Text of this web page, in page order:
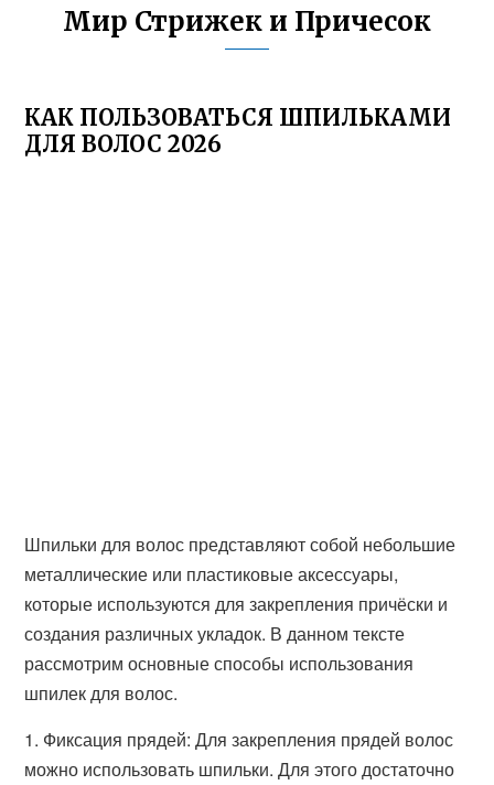
Мир Стрижек и Причесок
КАК ПОЛЬЗОВАТЬСЯ ШПИЛЬКАМИ
ДЛЯ ВОЛОС 2026
Шпильки для волос представляют собой небольшие
металлические или пластиковые аксессуары,
которые используются для закрепления причёски и
создания различных укладок. В данном тексте
рассмотрим основные способы использования
шпилек для волос.
1. Фиксация прядей: Для закрепления прядей волос
можно использовать шпильки. Для этого достаточно